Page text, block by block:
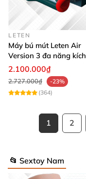
LETEN
Máy bú mút Leten Air
Version 3 đa năng kích
thích cực đỉnh
2.100.000₫
2.727.000₫
-23%
(364)
1 2
📂 Sextoy Nam